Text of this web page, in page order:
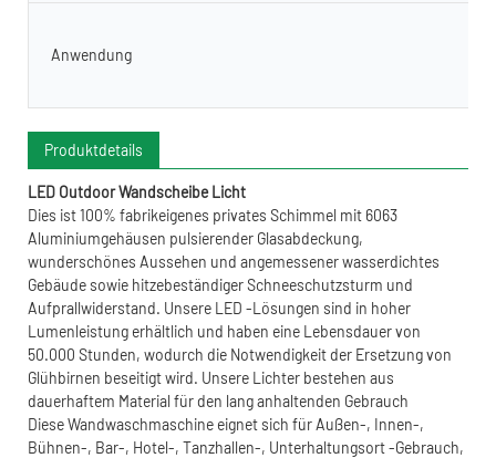
Anwendung
Produktdetails
LED Outdoor Wandscheibe Licht
Dies ist 100% fabrikeigenes privates Schimmel mit 6063
Aluminiumgehäusen pulsierender Glasabdeckung,
wunderschönes Aussehen und angemessener wasserdichtes
Gebäude sowie hitzebeständiger Schneeschutzsturm und
Aufprallwiderstand. Unsere LED -Lösungen sind in hoher
Lumenleistung erhältlich und haben eine Lebensdauer von
50.000 Stunden, wodurch die Notwendigkeit der Ersetzung von
Glühbirnen beseitigt wird. Unsere Lichter bestehen aus
dauerhaftem Material für den lang anhaltenden Gebrauch
Diese Wandwaschmaschine eignet sich für Außen-, Innen-,
Bühnen-, Bar-, Hotel-, Tanzhallen-, Unterhaltungsort -Gebrauch,